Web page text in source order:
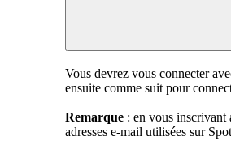
Vous devrez vous connecter
ensuite comme suit pour
Remarque : en vous inscrivant
adresses e-mail utilisées sur